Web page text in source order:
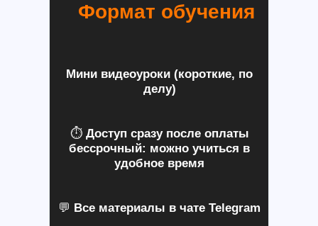
Мини видеоуроки (короткие, по
делу)
⏱ Доступ сразу после оплаты
бессрочный: можно учиться в
удобное время
💬 Все материалы в чате Telegram
Формат обучения